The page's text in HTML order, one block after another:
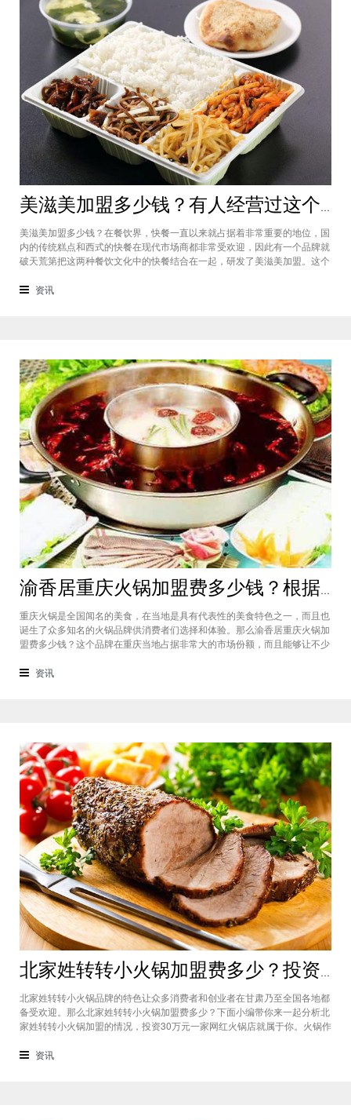
美滋美加盟多少钱？有人经营过这个快餐品牌吗
美滋美加盟多少钱？在餐饮界，快餐一直以来就占据着非常重要的地位，国
内的传统糕点和西式的快餐在现代市场商都非常受欢迎，因此有一个品牌就
破天荒第把这两种餐饮文化中的快餐结合在一起，研发了美滋美加盟。这个
吗，加盟费是多少？美滋美加盟多少钱？这个品牌是进来十分火爆的一个餐
资讯
渝香居重庆火锅加盟费多少钱？根据所在城市进行规划非常合适创业
重庆火锅是全国闻名的美食，在当地是具有代表性的美食特色之一，而且也
诞生了众多知名的火锅品牌供消费者们选择和体验。那么渝香居重庆火锅加
盟费多少钱？这个品牌在重庆当地占据非常大的市场份额，而且能够让不少
者所在城市进行制定和规划的，渝香居重庆火锅加盟成为了大家心中非常合
资讯
北家姓转转小火锅加盟费多少？投资30万一家网红火锅店就属于你
北家姓转转小火锅品牌的特色让众多消费者和创业者在甘肃乃至全国各地都
备受欢迎。那么北家姓转转小火锅加盟费多少？下面小编带你来一起分析北
家姓转转小火锅加盟的情况，投资30万元一家网红火锅店就属于你。火锅作
态存在着。北家姓转转小火锅凭借自己的产品和装修在美食市场当中受到越
资讯